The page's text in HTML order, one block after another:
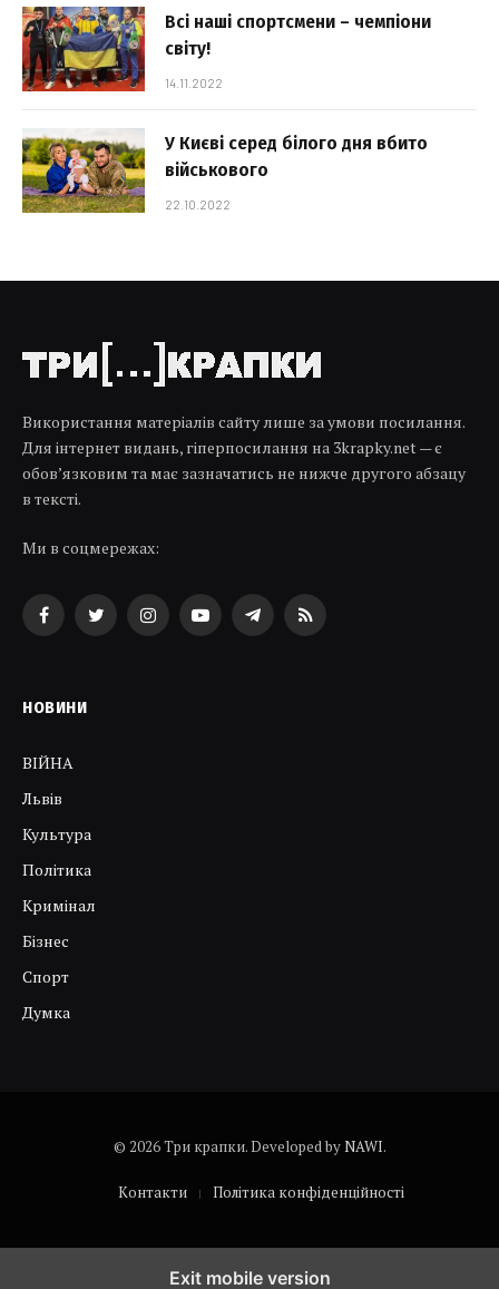
Всі наші спортсмени – чемпіони
світу!
14.11.2022
У Києві серед білого дня вбито
військового
22.10.2022
Використання матеріалів сайту лише за умови посилання.
Для інтернет видань, гіперпосилання на 3krapky.net — є
обов’язковим та має зазначатись не нижче другого абзацу
в тексті.
Ми в соцмережах:
FacebookTwitterInstagramYouTubeTelegramRSS
НОВИНИ
ВІЙНА
Львів
Культура
Політика
Кримінал
Бізнес
Спорт
Думка
© 2026 Три крапки. Developed byNAWI.
Контакти Політика конфіденційності
Exit mobile version